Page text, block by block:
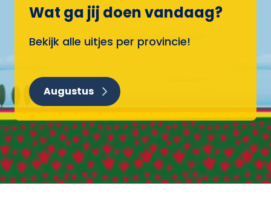
Wat ga jij doen vandaag?
Bekijk alle uitjes per provincie!
Augustus